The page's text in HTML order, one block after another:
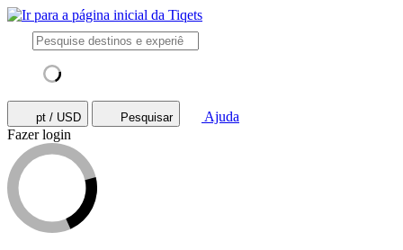
pt / USD Pesquisar
Ajuda
Fazer login